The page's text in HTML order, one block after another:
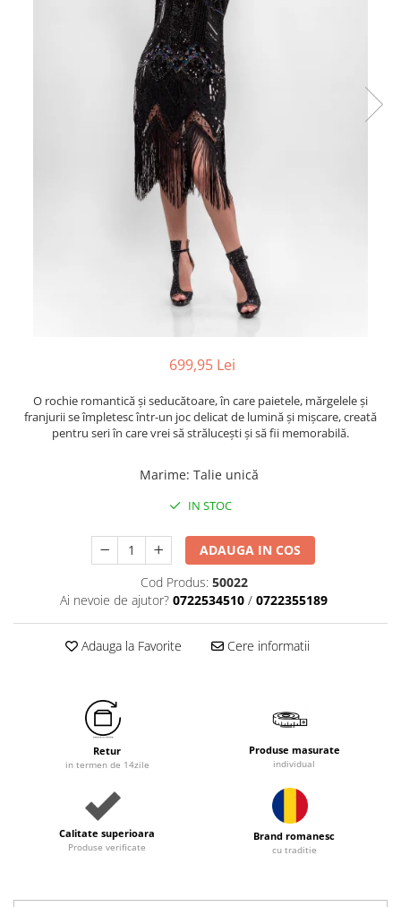
699,95 Lei
O rochie romantică și seducătoare, în care paietele, mărgelele și
franjurii se împletesc într-un joc delicat de lumină și mișcare, creată
pentru seri în care vrei să strălucești și să fii memorabilă.
Marime: Talie unică
IN STOC
ADAUGA IN COS
Cod Produs: 50022
Ai nevoie de ajutor? 0722534510 / 0722355189
Adauga la Favorite Cere informatii
Retur
in termen de 14zile
Produse masurate
individual
Calitate superioara
Produse verificate
Brand romanesc
cu traditie